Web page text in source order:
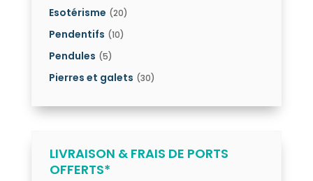
Esotérisme (20)
Pendentifs (10)
Pendules (5)
Pierres et galets (30)
LIVRAISON & FRAIS DE PORTS
OFFERTS*